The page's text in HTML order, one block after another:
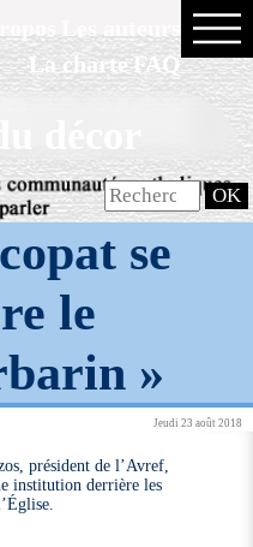
La charte FAQ
décor
se
le
»
Jeudi 23 août 2018
président de l’Avref,
institution derrière les